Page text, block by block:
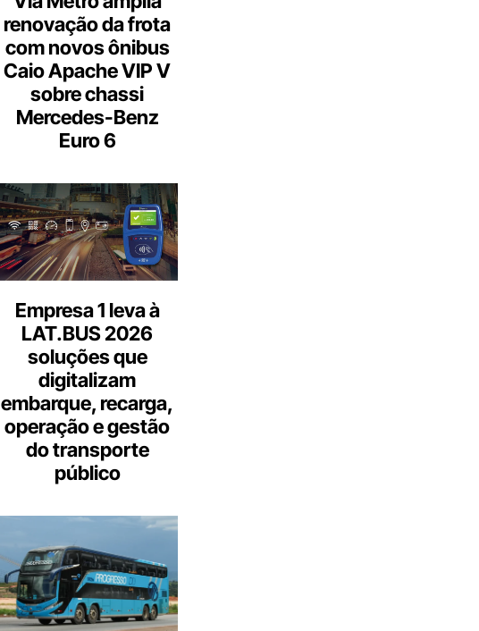
renovação da frota
com novos ônibus
Caio Apache VIP V
sobre chassi
Mercedes-Benz
Euro 6
Empresa 1 leva à
LAT.BUS 2026
soluções que
digitalizam
embarque, recarga,
operação e gestão
do transporte
público